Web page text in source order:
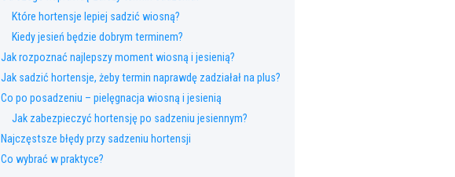
Które hortensje lepiej sadzić wiosną?
Kiedy jesień będzie dobrym terminem?
Jak rozpoznać najlepszy moment wiosną i jesienią?
Jak sadzić hortensje, żeby termin naprawdę zadziałał na plus?
Co po posadzeniu – pielęgnacja wiosną i jesienią
Jak zabezpieczyć hortensję po sadzeniu jesiennym?
Najczęstsze błędy przy sadzeniu hortensji
Co wybrać w praktyce?